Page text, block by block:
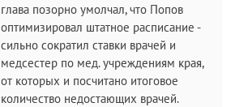
глава позорно умолчал, что Попов
оптимизировал штатное расписание -
сильно сократил ставки врачей и
медсестер по мед. учреждениям края,
от которых и посчитано итоговое
количество недостающих врачей.